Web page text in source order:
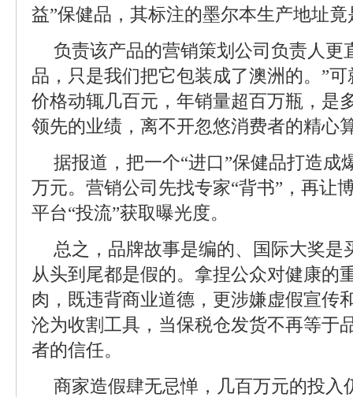
益”保健品，其标注的墨尔本生产地址
负责该产品的营销策划公司负责人更
品，只是我们把它包装成了澳洲的。”
价格动辄几百元，年销量超百万瓶，是
领先的业绩，离不开忽悠消费者的精心
据报道，把一个“进口”保健品打造成
万元。营销公司先找专家“背书”，再让
平台“投流”获取曝光度。
总之，品牌故事是编的、国际大奖是
从头到尾都是假的。拿捏公众对健康的
肉，既违背商业道德，更涉嫌虚假宣传
沦为收割工具，当保税仓发货不再等于
者的信任。
商家造假肆无忌惮，几百万元的投入